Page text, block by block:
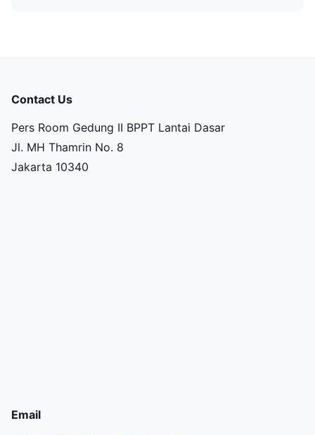
Contact Us
Pers Room Gedung II BPPT Lantai Dasar
Jl. MH Thamrin No. 8
Jakarta 10340
Email